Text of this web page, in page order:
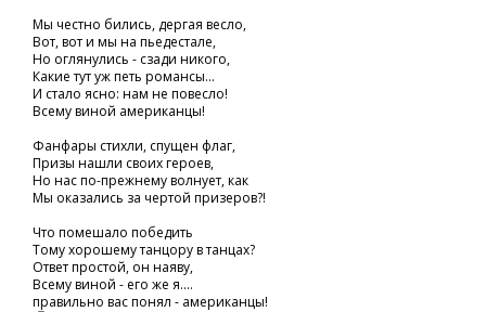
Мы честно бились, дергая весло,
Вот, вот и мы на пьедестале,
Но оглянулись - сзади никого,
Какие тут уж петь романсы...
И стало ясно: нам не повесло!
Всему виной американцы!
Фанфары стихли, спущен флаг,
Призы нашли своих героев,
Но нас по-прежнему волнует, как
Мы оказались за чертой призеров?!
Что помешало победить
Тому хорошему танцору в танцах?
Ответ простой, он наяву,
Всему виной - его же я....
правильно вас понял - американцы!